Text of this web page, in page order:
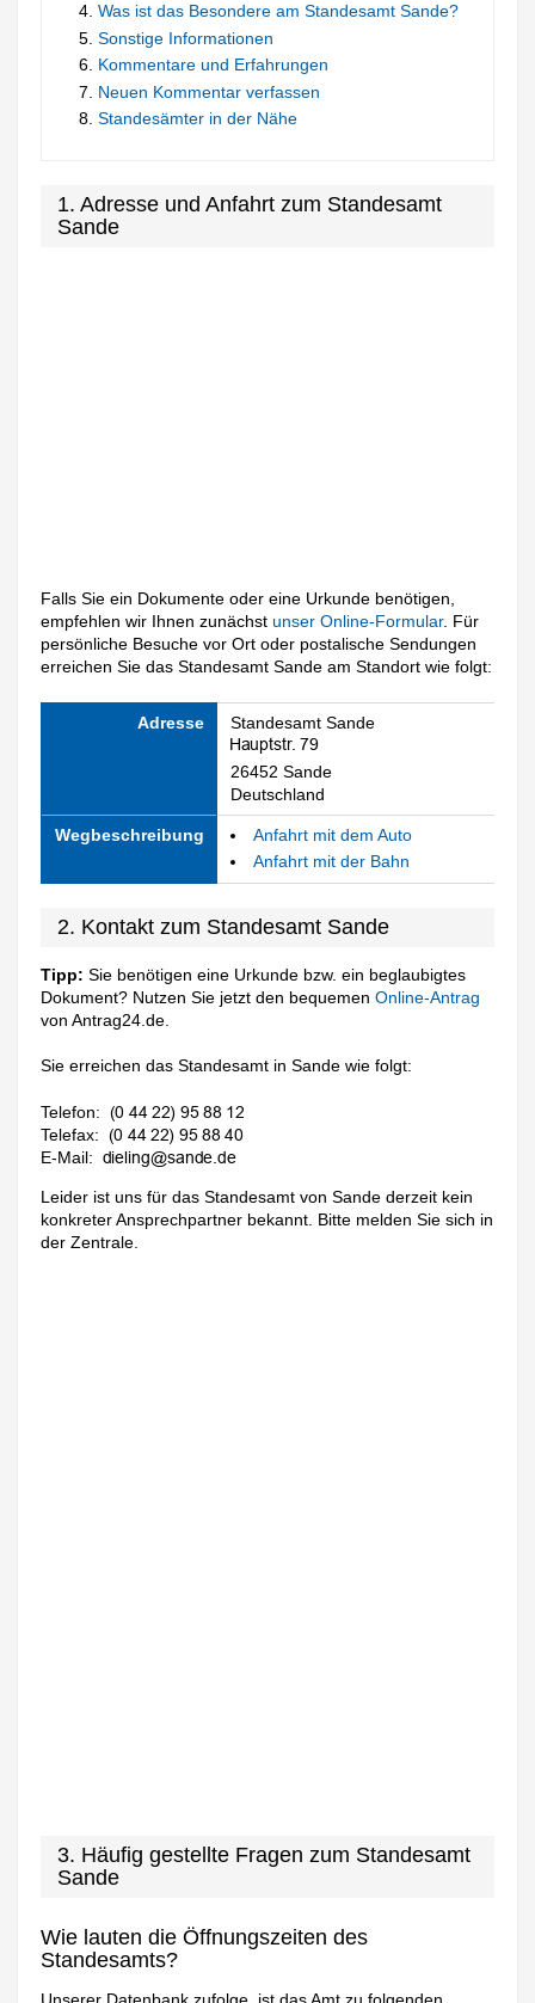
Was ist das Besondere am Standesamt Sande?
Sonstige Informationen
Kommentare und Erfahrungen
Neuen Kommentar verfassen
Standesämter in der Nähe
1. Adresse und Anfahrt zum Standesamt
Sande
Falls Sie ein Dokumente oder eine Urkunde benötigen,
empfehlen wir Ihnen zunächstunser Online-Formular. Für
persönliche Besuche vor Ort oder postalische Sendungen
erreichen Sie das Standesamt Sande am Standort wie folgt:
Adresse Standesamt Sande
26452 Sande
Deutschland
Wegbeschreibung
Anfahrt mit dem Auto
Anfahrt mit der Bahn
2. Kontakt zum Standesamt Sande
Tipp: Sie benötigen eine Urkunde bzw. ein beglaubigtes
Dokument? Nutzen Sie jetzt den bequemenOnline-Antrag
von Antrag24.de.
Sie erreichen das Standesamt in Sande wie folgt:
Telefon:
Telefax:
E-Mail:
Leider ist uns für das Standesamt von Sande derzeit kein
konkreter Ansprechpartner bekannt. Bitte melden Sie sich in
der Zentrale.
3. Häufig gestellte Fragen zum Standesamt
Sande
Wie lauten die Öffnungszeiten des
Standesamts?
Unserer Datenbank zufolge, ist das Amt zu folgenden